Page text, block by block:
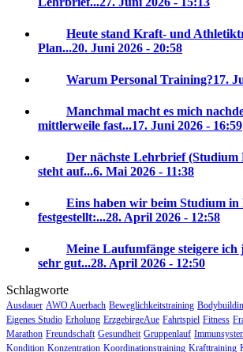
Heute stand Kraft- und
Plan...20. Juni 2026 - 20:58
Warum Personal Training?17.
Manchmal macht es mich
mittlerweile fast...17. Juni 2026 - 16:59
Der nächste Lehrbrief (Studium
steht auf...6. Mai 2026 - 11:38
Eins haben wir beim Studium
festgestellt:...28. April 2026 - 12:58
Meine Laufumfänge steigere ich
sehr gut...28. April 2026 - 12:50
Schlagworte
Ausdauer AWO Auerbach Beweglichkeitstraining
Eigenes Studio Erholung ErzgebirgeAue Fahrtspiel Fitness
Marathon Freundschaft Gesundheit Gruppenlauf
Kondition Konzentration Koordinationstraining Krafttraining